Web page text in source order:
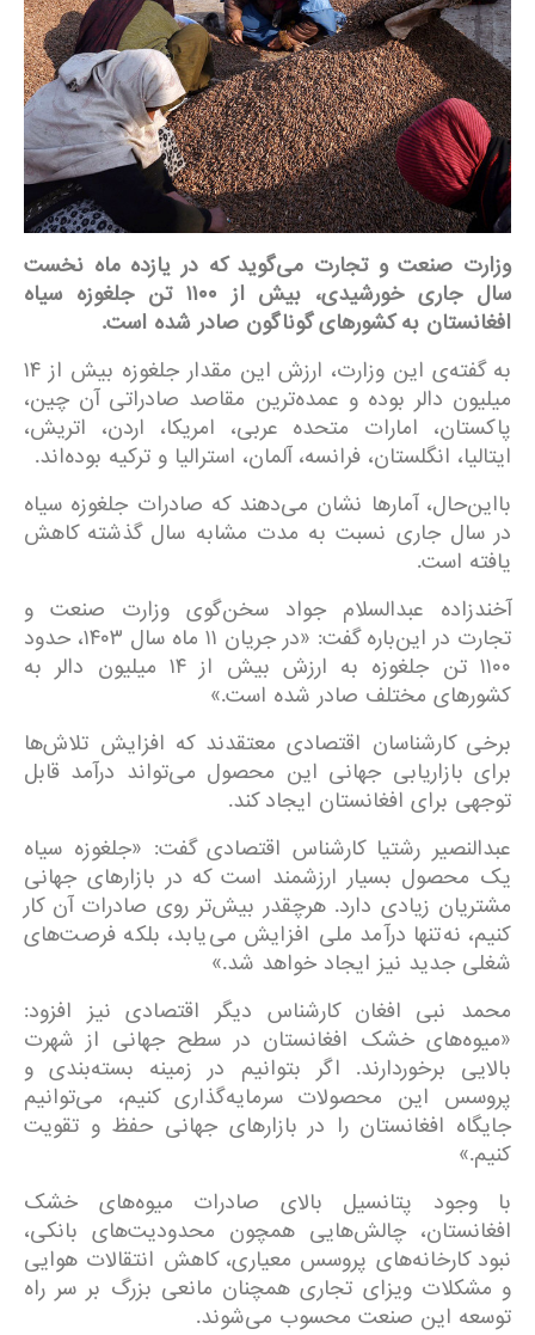
وزارت صنعت و تجارت می‌گوید که در یازده ماه نخست
سال جاری خورشیدی، بیش از ۱۱۰۰ تن جلغوزه سیاه
افغانستان به کشورهای گوناگون صادر شده است.
به گفته‌ی این وزارت، ارزش این مقدار جلغوزه بیش از ۱۴
میلیون دالر بوده و عمده‌ترین مقاصد صادراتی آن چین،
پاکستان، امارات متحده عربی، امریکا، اردن، اتریش،
ایتالیا، انگلستان، فرانسه، آلمان، استرالیا و ترکیه بوده‌اند.
بااین‌حال، آمارها نشان می‌دهند که صادرات جلغوزه سیاه
در سال جاری نسبت به مدت مشابه سال گذشته کاهش
یافته است.
آخندزاده عبدالسلام جواد سخن‌گوی وزارت صنعت و
تجارت در این‌باره گفت: «در جریان ۱۱ ماه سال ۱۴۰۳، حدود
۱۱۰۰ تن جلغوزه به ارزش بیش از ۱۴ میلیون دالر به
کشورهای مختلف صادر شده است.»
برخی کارشناسان اقتصادی معتقدند که افزایش تلاش‌ها
برای بازاریابی جهانی این محصول می‌تواند درآمد قابل
توجهی برای افغانستان ایجاد کند.
عبدالنصیر رشتیا کارشناس اقتصادی گفت: «جلغوزه سیاه
یک محصول بسیار ارزشمند است که در بازارهای جهانی
مشتریان زیادی دارد. هرچقدر بیش‌تر روی صادرات آن کار
کنیم، نه‌تنها درآمد ملی افزایش می‌یابد، بلکه فرصت‌های
شغلی جدید نیز ایجاد خواهد شد.»
محمد نبی افغان کارشناس دیگر اقتصادی نیز افزود:
«میوه‌های خشک افغانستان در سطح جهانی از شهرت
بالایی برخوردارند. اگر بتوانیم در زمینه بسته‌بندی و
پروسس این محصولات سرمایه‌گذاری کنیم، می‌توانیم
جایگاه افغانستان را در بازارهای جهانی حفظ و تقویت
کنیم.»
با وجود پتانسیل بالای صادرات میوه‌های خشک
افغانستان، چالش‌هایی همچون محدودیت‌های بانکی،
نبود کارخانه‌های پروسس معیاری، کاهش انتقالات هوایی
و مشکلات ویزای تجاری همچنان مانعی بزرگ بر سر راه
توسعه این صنعت محسوب می‌شوند.